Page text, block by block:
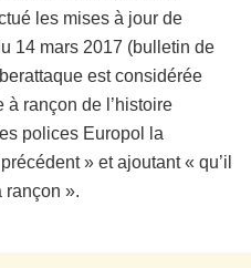
les mises à jour de
14 mars 2017 (bulletin de
est considérée
rançon de l’histoire
polices Europol la
» et ajoutant « qu’il
rançon ».